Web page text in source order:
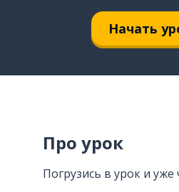
Начать
Про урок
Погрузись в урок и